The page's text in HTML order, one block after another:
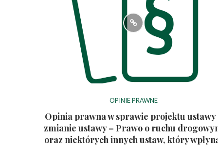
OPINIE PRAWNE
Opinia prawna w sprawie projektu ustawy
zmianie ustawy – Prawo o ruchu
oraz niektórych innych ustaw, który